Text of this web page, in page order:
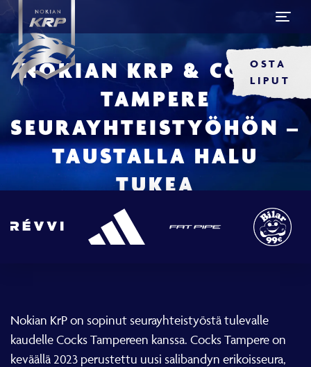
OSTA
LIPUT
NOKIAN KRP & COCKS
TAMPERE
SEURAYHTEISTYÖHÖN –
TAUSTALLA HALU
TUKEA
HARRASTESALIBANDYA
Nokian KrP on sopinut seurayhteistyöstä tulevalle
kaudelle Cocks Tampereen kanssa. Cocks Tampere on
keväällä 2023 perustettu uusi salibandyn erikoisseura,